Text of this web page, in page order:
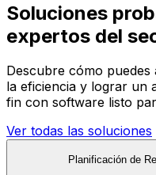
Soluciones
expertos del
Descubre cómo puedes
la eficiencia y lograr un
fin con software listo
Ver todas las soluciones
Planificación de